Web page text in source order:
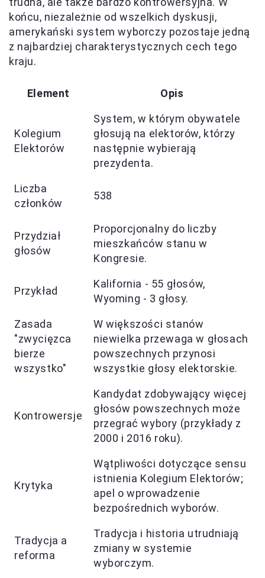
końcu, niezależnie od wszelkich dyskusji,
amerykański system wyborczy pozostaje jedną
z najbardziej charakterystycznych cech tego
kraju.
Element Opis
Kolegium
Elektorów
System, w którym obywatele
głosują na elektorów, którzy
następnie wybierają
prezydenta.
Liczba
członków
538
Przydział
głosów
Proporcjonalny do liczby
mieszkańców stanu w
Kongresie.
Przykład
Kalifornia - 55 głosów,
Wyoming - 3 głosy.
Zasada
"zwycięzca
bierze
wszystko"
W większości stanów
niewielka przewaga w głosach
powszechnych przynosi
wszystkie głosy elektorskie.
Kontrowersje
Kandydat zdobywający więcej
głosów powszechnych może
przegrać wybory (przykłady z
2000 i 2016 roku).
Krytyka
Wątpliwości dotyczące sensu
istnienia Kolegium Elektorów;
apel o wprowadzenie
bezpośrednich wyborów.
Tradycja a
reforma
Tradycja i historia utrudniają
zmiany w systemie
wyborczym.